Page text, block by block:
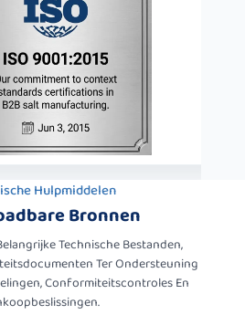
Hulpmiddelen
Bronnen
Technische Bestanden,
Ter Ondersteuning
Conformiteitscontroles En